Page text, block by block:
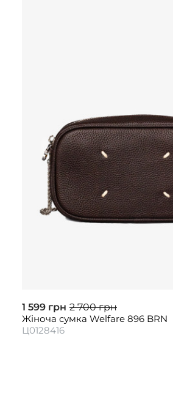
1 599 грн 2 700 грн
Жіноча сумка Welfare 896 BRN
Ц0128416